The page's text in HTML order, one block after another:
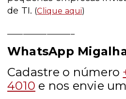
de TI. (Clique aqui)
WhatsApp
Cadastre o número
4010 e nos envie